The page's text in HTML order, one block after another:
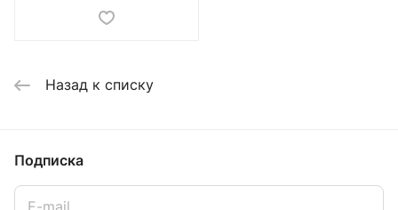
Назад к списку
Подписка